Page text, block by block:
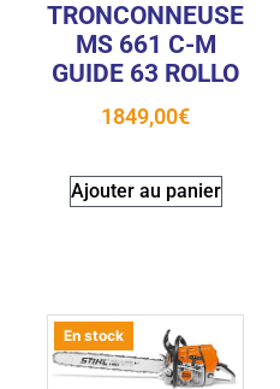
TRONCONNEUSE
MS 661 C-M
GUIDE 63 ROLLO
1849,00€
Ajouter au panier
En stock